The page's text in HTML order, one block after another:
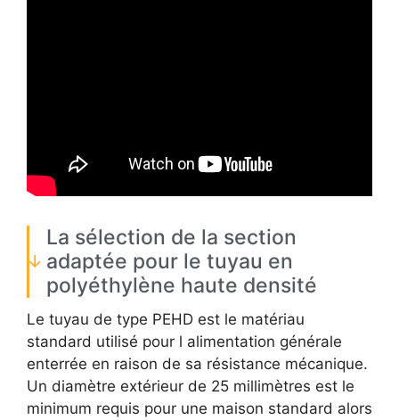
La sélection de la section
adaptée pour le tuyau en
polyéthylène haute densité
Le tuyau de type PEHD est le matériau
standard utilisé pour l alimentation générale
enterrée en raison de sa résistance mécanique.
Un diamètre extérieur de 25 millimètres est le
minimum requis pour une maison standard alors